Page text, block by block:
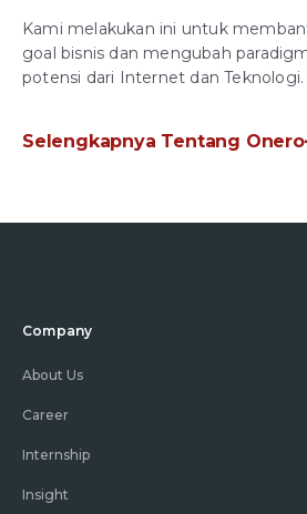
Kami melakukan ini untuk
goal bisnis dan mengubah
potensi dari Internet dan Teknologi.
Selengkapnya Tentang Onero
Company
About Us
Career
Internship
Insight